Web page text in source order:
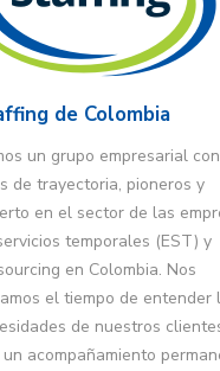
de Colombia
un grupo empresarial
de trayectoria, pioneros y
en el sector de las
temporales (EST) y
en Colombia. Nos
el tiempo de entender
de nuestros
un acompañamiento